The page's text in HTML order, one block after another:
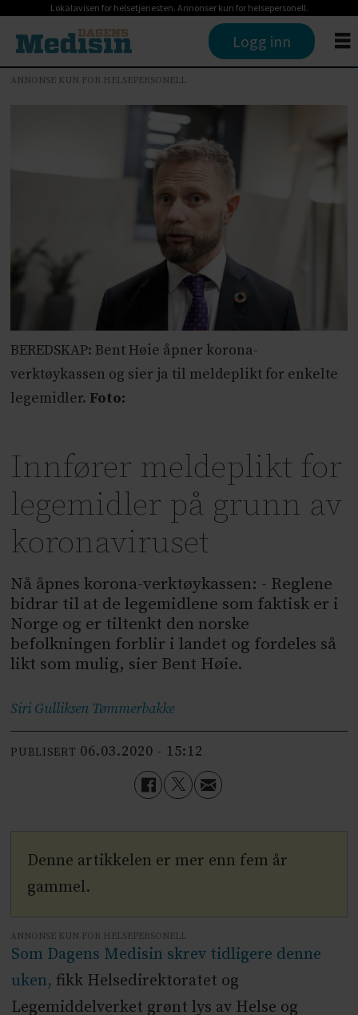
Lokalavisen for helsetjenesten. Annonser kun for helsepersonell.
Logg inn
ANNONSE KUN FOR HELSEPERSONELL
BEREDSKAP: Bent Høie åpner korona-
verktøykassen og sier ja til meldeplikt for enkelte
legemidler. Foto:
Innfører meldeplikt for
legemidler på grunn av
koronaviruset
Nå åpnes korona-verktøykassen: - Reglene
bidrar til at de legemidlene som faktisk er i
Norge og er tiltenkt den norske
befolkningen forblir i landet og fordeles så
likt som mulig, sier Bent Høie.
Siri Gulliksen Tømmerbakke
PUBLISERT 06.03.2020 - 15:12
Denne artikkelen er mer enn fem år
gammel.
ANNONSE KUN FOR HELSEPERSONELL
Som Dagens Medisin skrev tidligere denne
uken, fikk Helsedirektoratet og
Legemiddelverket grønt lys av Helse og